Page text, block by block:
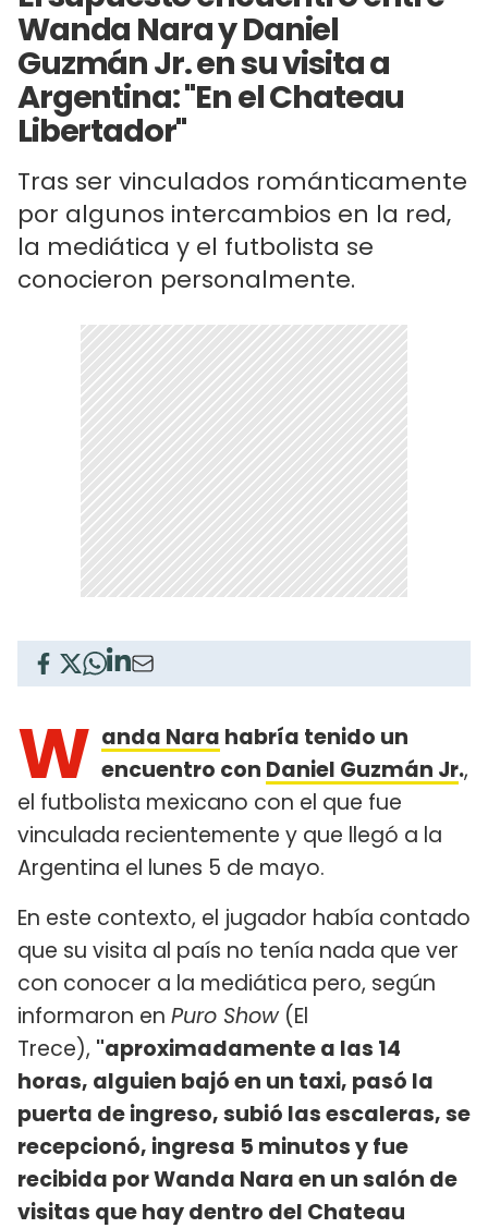
Wanda Nara y Daniel
Guzmán Jr. en su visita a
Argentina: "En el Chateau
Libertador"
Tras ser vinculados románticamente
por algunos intercambios en la red,
la mediática y el futbolista se
conocieron personalmente.
W anda Nara habría tenido un
encuentro con Daniel Guzmán Jr.,
el futbolista mexicano con el que fue
vinculada recientemente y que llegó a la
Argentina el lunes 5 de mayo.
En este contexto, el jugador había contado
que su visita al país no tenía nada que ver
con conocer a la mediática pero, según
informaron en Puro Show(El
Trece), "aproximadamente a las 14
horas, alguien bajó en un taxi, pasó la
puerta de ingreso, subió las escaleras, se
recepcionó, ingresa 5 minutos y fue
recibida por Wanda Nara en un salón de
visitas que hay dentro del Chateau